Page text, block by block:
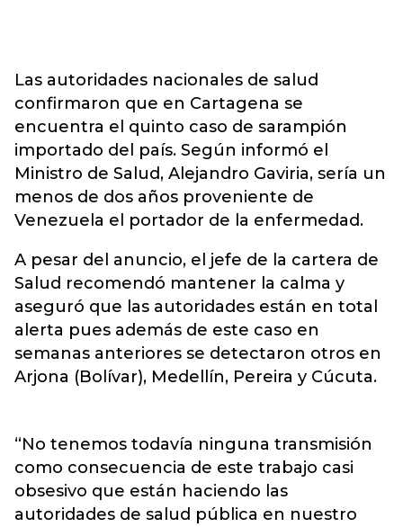
Las autoridades nacionales de salud
confirmaron que en Cartagena se
encuentra el quinto caso de sarampión
importado del país. Según informó el
Ministro de Salud, Alejandro Gaviria, sería un
menos de dos años proveniente de
Venezuela el portador de la enfermedad.
A pesar del anuncio, el jefe de la cartera de
Salud recomendó mantener la calma y
aseguró que las autoridades están en total
alerta pues además de este caso en
semanas anteriores se detectaron otros en
Arjona (Bolívar), Medellín, Pereira y Cúcuta.
“No tenemos todavía ninguna transmisión
como consecuencia de este trabajo casi
obsesivo que están haciendo las
autoridades de salud pública en nuestro